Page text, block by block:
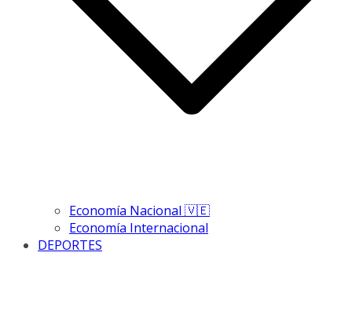
Economía Nacional 🇻🇪
Economía Internacional
DEPORTES